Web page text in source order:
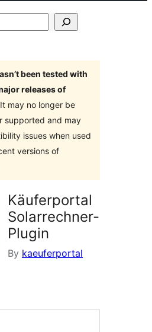
been tested with
releases of
may no longer be
supported and may
issues when used
versions of
Käuferportal
Solarrechner-
Plugin
By kaeuferportal